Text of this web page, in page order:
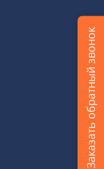
Заказать обратный звонок